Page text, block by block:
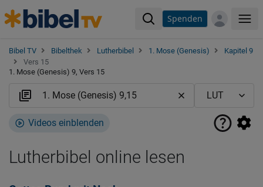
Spenden
Bibel TV Bibelthek Lutherbibel 1. Mose (Genesis)
Kapitel 9
Vers 15
1. Mose (Genesis) 9, Vers 15
Videos einblenden
Lutherbibel online lesen